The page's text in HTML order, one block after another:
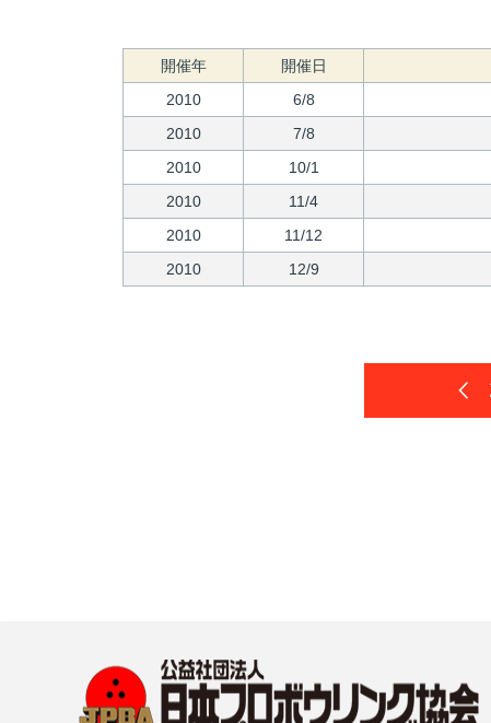
開催年 開催日
2010
6/8
2010
7/8
2010
10/1
2010
11/4
2010
11/12
2010
12/9